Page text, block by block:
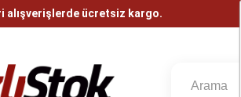
alışverişlerde ücretsiz kargo.